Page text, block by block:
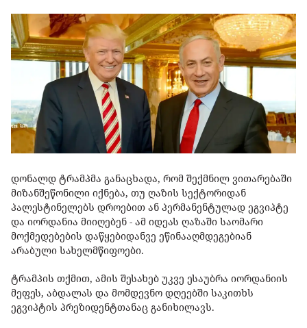
დონალდ ტრამპმა განაცხადა, რომ შექმნილ ვითარებაში
მიზანშეწონილი იქნება, თუ ღაზის სექტორიდან
პალესტინელებს დროებით ან პერმანენტულად ეგვიპტე
და იორდანია მიიღებენ - ამ იდეას ღაზაში საომარი
მოქმედებების დაწყებიდანვე ეწინააღმდეგებიან
არაბული სახელმწიფოები.
ტრამპის თქმით, ამის შესახებ უკვე ესაუბრა იორდანიის
მეფეს, აბდალას და მომდევნო დღეებში საკითხს
ეგვიპტის პრეზიდენტთანაც განიხილავს.